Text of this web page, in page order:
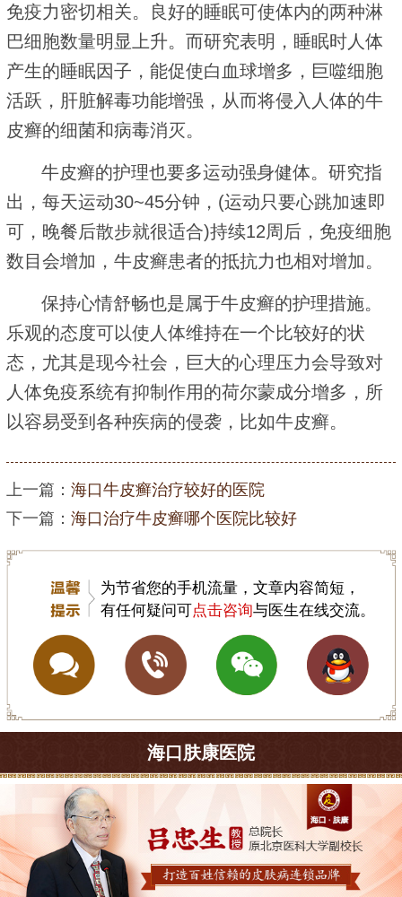
免疫力密切相关。良好的睡眠可使体内的两种淋
巴细胞数量明显上升。而研究表明，睡眠时人体
产生的睡眠因子，能促使白血球增多，巨噬细胞
活跃，肝脏解毒功能增强，从而将侵入人体的牛
皮癣的细菌和病毒消灭。
牛皮癣的护理也要多运动强身健体。研究指
出，每天运动30~45分钟，(运动只要心跳加速即
可，晚餐后散步就很适合)持续12周后，免疫细胞
数目会增加，牛皮癣患者的抵抗力也相对增加。
保持心情舒畅也是属于牛皮癣的护理措施。
乐观的态度可以使人体维持在一个比较好的状
态，尤其是现今社会，巨大的心理压力会导致对
人体免疫系统有抑制作用的荷尔蒙成分增多，所
以容易受到各种疾病的侵袭，比如牛皮癣。
上一篇： 海口牛皮癣治疗较好的医院
下一篇： 海口治疗牛皮癣哪个医院比较好
为节省您的手机流量，文章内容简短，
有任何疑问可点击咨询与医生在线交流。
海口肤康医院